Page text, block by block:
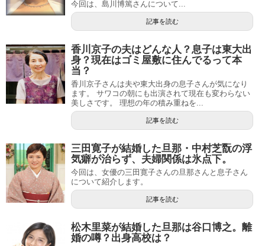
今回は、島川博篤さんについて...
記事を読む
香川京子の夫はどんな人？息子は東大出
身？現在はゴミ屋敷に住んでるって本
当？
香川京子さんは夫や東大出身の息子さんが気になり
ます。 サワコの朝にも出演されて現在も変わらない
美しさです。 理想の年の積み重ねを...
記事を読む
三田寛子が結婚した旦那・中村芝翫の浮
気癖が治らず、夫婦関係は氷点下。
今回は、女優の三田寛子さんの旦那さんと息子さん
について紹介します。
記事を読む
松木里菜が結婚した旦那は谷口博之。離
婚の噂？出身高校は？